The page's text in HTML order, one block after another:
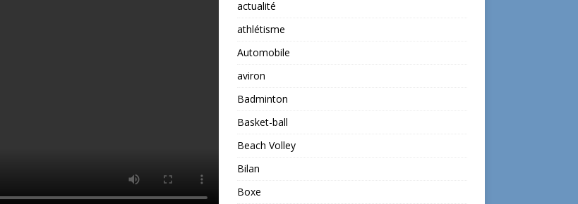
actualité
athlétisme
Automobile
aviron
Badminton
Basket-ball
Beach Volley
Bilan
Boxe